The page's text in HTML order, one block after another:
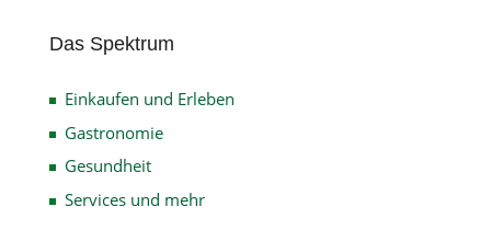
Das Spektrum
Einkaufen und Erleben
Gastronomie
Gesundheit
Services und mehr